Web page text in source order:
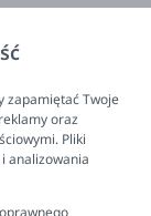
zapamiętać Twoje
oraz
Pliki
analizowania